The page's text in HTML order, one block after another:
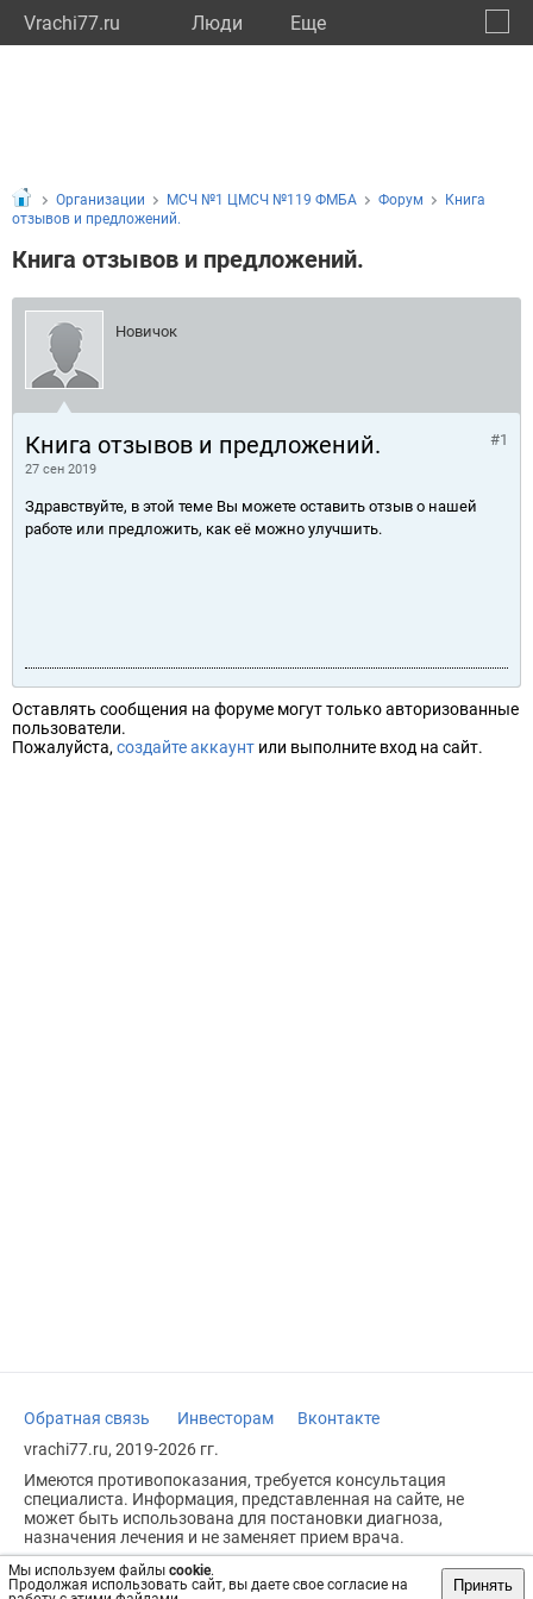
Vrachi77.ru Люди Eще
Мы используем файлы cookie.
Продолжая использовать сайт, вы даете свое согласие на
Принять
Организации МСЧ №1 ЦМСЧ №119 ФМБА Форум
Книга
отзывов и предложений.
Книга отзывов и предложений.
Новичок
Книга отзывов и предложений.
27 сен 2019
#1
Здравствуйте, в этой теме Вы можете оставить отзыв о нашей
работе или предложить, как её можно улучшить.
Оставлять сообщения на форуме могут только авторизованные
пользователи.
Пожалуйста, создайте аккаунт или выполните вход на сайт.
Обратная связь Инвесторам
Вконтакте
vrachi77.ru, 2019-2026 гг.
Имеются противопоказания, требуется консультация
специалиста. Информация, представленная на сайте, не
может быть использована для постановки диагноза,
назначения лечения и не заменяет прием врача.
Возрастное ограничение: 18+